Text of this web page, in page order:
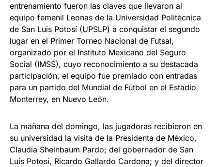
entrenamiento fueron las claves que llevaron al
equipo femenil Leonas de la Universidad Politécnica
de San Luis Potosí (UPSLP) a conquistar el segundo
lugar en el Primer Torneo Nacional de Futsal,
organizado por el Instituto Mexicano del Seguro
Social (IMSS), cuyo reconocimiento a su destacada
participación, el equipo fue premiado con entradas
para un partido del Mundial de Fútbol en el Estadio
Monterrey, en Nuevo León.
La mañana del domingo, las jugadoras recibieron en
su universidad la visita de la Presidenta de México,
Claudia Sheinbaum Pardo; del gobernador de San
Luis Potosí, Ricardo Gallardo Cardona; y del director